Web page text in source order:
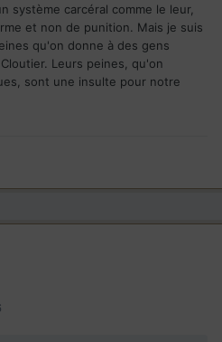
système carcéral comme le leur,
et non de punition. Mais je suis
qu'on donne à des gens
Leurs peines, qu'on
sont une insulte pour notre